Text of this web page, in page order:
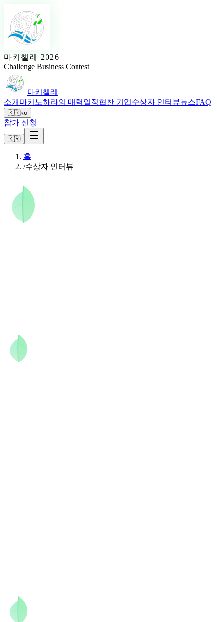
마키챌레 2026
Challenge Business Contest
마키챌레
소개 마키노하라의 매력일정협찬 기업수상자 인터뷰뉴스FAQ
🇰🇷ko
참가 신청
🇰🇷
홈
/수상자 인터뷰